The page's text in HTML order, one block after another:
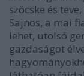
szöcske és
Sajnos, a mai
lehet, utolsó
gazdaságot